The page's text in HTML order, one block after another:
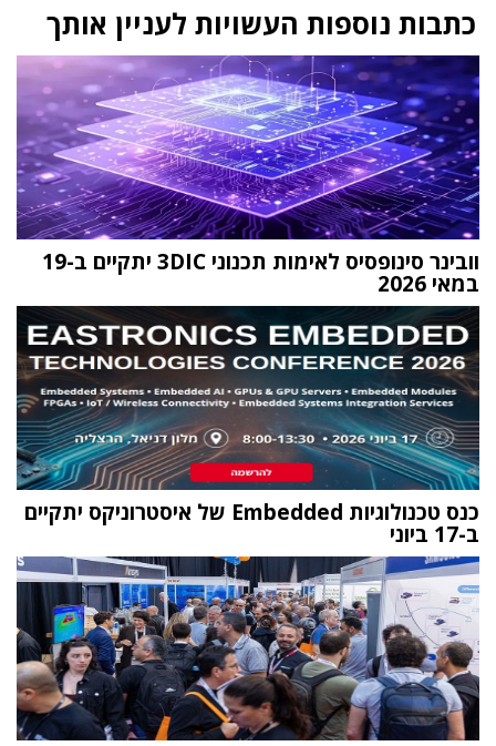
כתבות נוספות העשויות לעניין אותך
וובינר סינופסיס לאימות תכנוני 3DIC יתקיים ב-19
במאי 2026
כנס טכנולוגיות Embedded של איסטרוניקס יתקיים
ב-17 ביוני